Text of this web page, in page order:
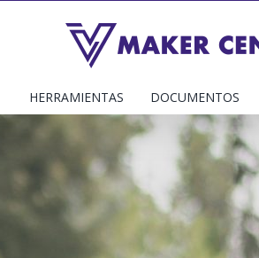
HERRAMIENTAS DOCUMENTOS